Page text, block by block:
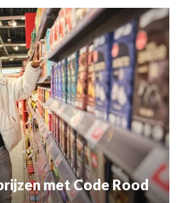
met Code Rood